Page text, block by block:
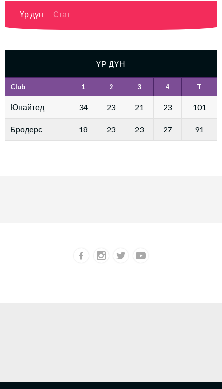
Үр дүн Стат
ҮР ДҮН
Club 1 2 3 4 T
Юнайтед 34 23 21 23 101
Бродерс 18 23 23 27 91